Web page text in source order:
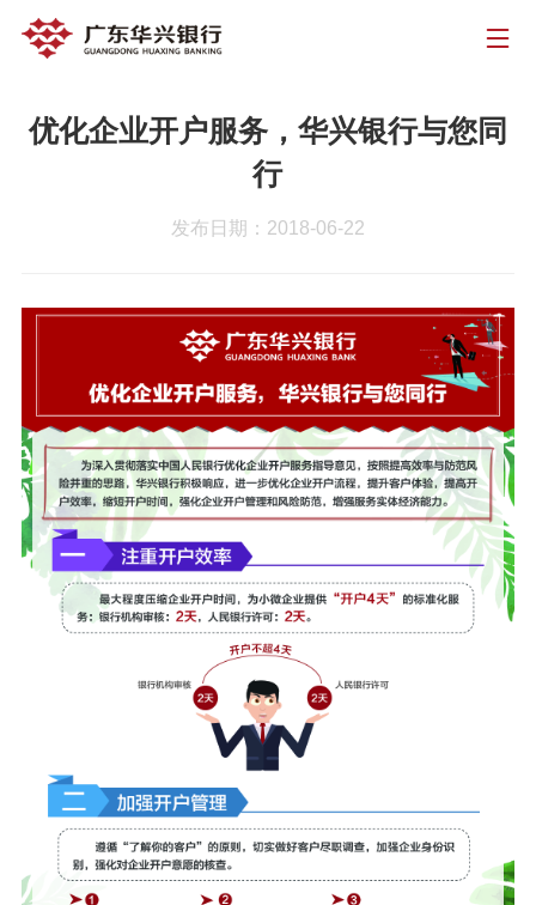
优化企业开户服务，华兴银行与您同
行
发布日期：2018-06-22